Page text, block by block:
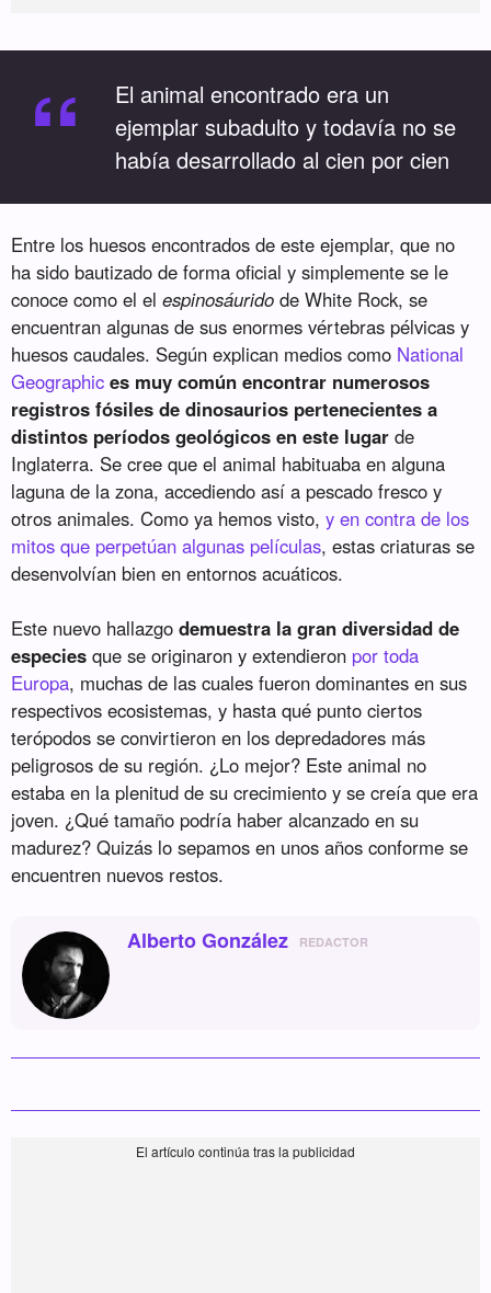
“
El animal encontrado era un
ejemplar subadulto y todavía no se
había desarrollado al cien por cien
Entre los huesos encontrados de este ejemplar, que no
ha sido bautizado de forma oficial y simplemente se le
conoce como el elespinosáurido de White Rock, se
encuentran algunas de sus enormes vértebras pélvicas y
huesos caudales. Según explican medios como National
Geographic es muy común encontrar numerosos
registros fósiles de dinosaurios pertenecientes a
distintos períodos geológicos en este lugar de
Inglaterra. Se cree que el animal habituaba en alguna
laguna de la zona, accediendo así a pescado fresco y
otros animales. Como ya hemos visto,y en contra de los
mitos que perpetúan algunas películas, estas criaturas se
desenvolvían bien en entornos acuáticos.
Este nuevo hallazgodemuestra la gran diversidad de
especies que se originaron y extendieron por toda
Europa, muchas de las cuales fueron dominantes en sus
respectivos ecosistemas, y hasta qué punto ciertos
terópodos se convirtieron en los depredadores más
peligrosos de su región. ¿Lo mejor? Este animal no
estaba en la plenitud de su crecimiento y se creía que era
joven. ¿Qué tamaño podría haber alcanzado en su
madurez? Quizás lo sepamos en unos años conforme se
encuentren nuevos restos.
Alberto González REDACTOR